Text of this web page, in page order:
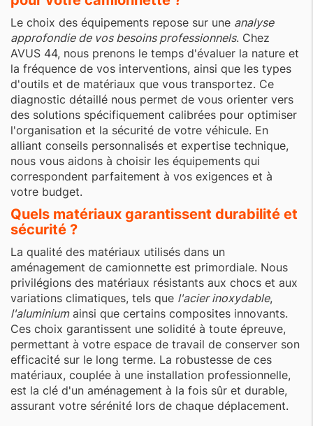
Le choix des équipements repose sur une analyse
approfondie de vos besoins professionnels. Chez
AVUS 44, nous prenons le temps d'évaluer la nature et
la fréquence de vos interventions, ainsi que les types
d'outils et de matériaux que vous transportez. Ce
diagnostic détaillé nous permet de vous orienter vers
des solutions spécifiquement calibrées pour optimiser
l'organisation et la sécurité de votre véhicule. En
alliant conseils personnalisés et expertise technique,
nous vous aidons à choisir les équipements qui
correspondent parfaitement à vos exigences et à
votre budget.
Quels matériaux garantissent durabilité et
sécurité ?
La qualité des matériaux utilisés dans un
aménagement de camionnette est primordiale. Nous
privilégions des matériaux résistants aux chocs et aux
variations climatiques, tels que l'acier inoxydable,
l'aluminiumainsi que certains composites innovants.
Ces choix garantissent une solidité à toute épreuve,
permettant à votre espace de travail de conserver son
efficacité sur le long terme. La robustesse de ces
matériaux, couplée à une installation professionnelle,
est la clé d'un aménagement à la fois sûr et durable,
assurant votre sérénité lors de chaque déplacement.